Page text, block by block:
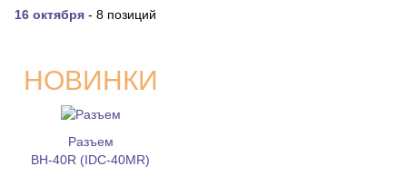
16 октября - 8 позиций
НОВИНКИ
Разъем
BH-40R (IDC-40MR)